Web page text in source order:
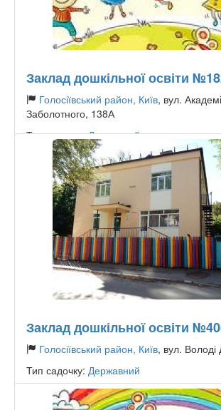
Заклад дошкільної освіти
Голосіївський район, Київ, вул.
Заболотного, 138А
Тип садочку:Державний
Заклад дошкільної освіти
Голосіївський район, Київ, вул. Володі
Тип садочку: Державний